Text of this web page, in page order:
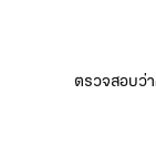
ตรวจสอบว่